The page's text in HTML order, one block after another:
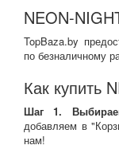
NEON-
TopBaza.by
по безналичному
Как купить
Шаг 1.
добавляем в
нам!